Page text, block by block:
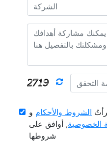
الشروط والأحكام و
الخصوصية, أوافق على
شروطها